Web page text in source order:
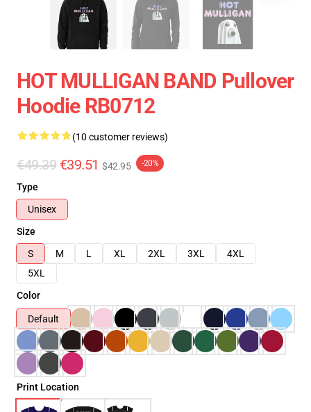
HOT MULLIGAN BAND Pullover
Hoodie RB0712
(10 customer reviews)
€49.39 €39.51 $42.95 -20%
Type
Unisex
Size
S
M L XL 2XL 3XL
4XL
5XL
Color
Default
Print Location